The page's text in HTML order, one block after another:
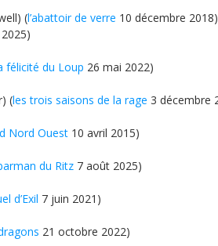
(l’abattoir de verre 10 décembre
félicité du Loup 26 mai 2022)
(les trois saisons de la rage 3 décembre
Nord Ouest 10 avril 2015)
du Ritz 7 août 2025)
d’Exil 7 juin 2021)
21 octobre 2022)